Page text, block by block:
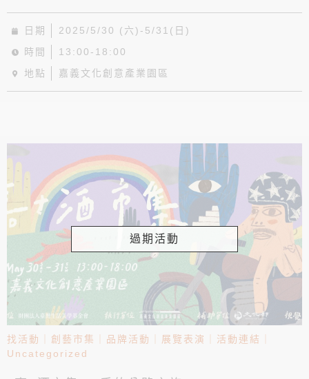
日期
2025/5/30 (六)-5/31(日)
時間
13:00-18:00
地點
嘉義文化創意產業園區
過期活動
找活動 創藝市集 品牌活動 展覽表演 活動連結
Uncategorized